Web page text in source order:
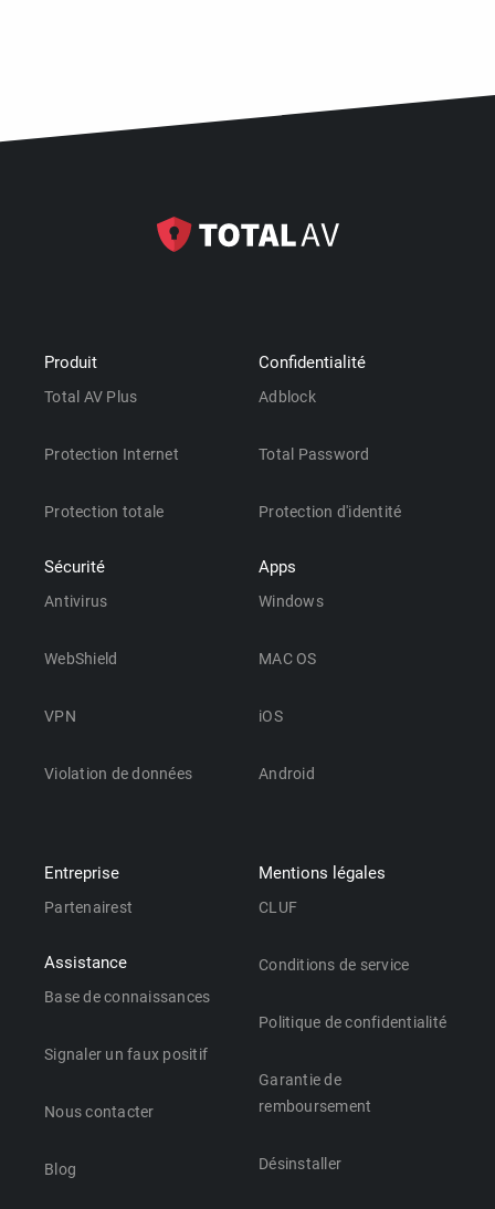
Produit
Total AV Plus
Protection Internet
Protection totale
Sécurité
Antivirus
WebShield
VPN
Violation de données
Confidentialité
Adblock
Total Password
Protection d'identité
Apps
Windows
MAC OS
iOS
Android
Entreprise
Partenairest
Assistance
Base de connaissances
Signaler un faux positif
Nous contacter
Blog
Mentions légales
CLUF
Conditions de service
Politique de confidentialité
Garantie de
remboursement
Désinstaller